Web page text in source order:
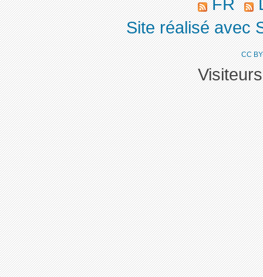
FR
Site réalisé avec
CC